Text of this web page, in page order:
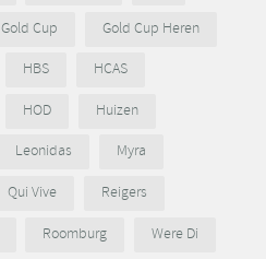
Gold Cup
Gold Cup Heren
HBS
HCAS
HOD
Huizen
Leonidas
Myra
Qui Vive
Reigers
Roomburg
Were Di